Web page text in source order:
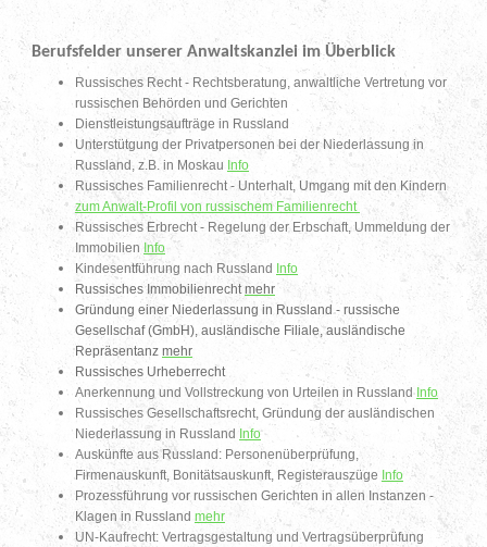
Berufsfelder unserer Anwaltskanzlei im Überblick
Russisches Recht - Rechtsberatung, anwaltliche Vertretung vor
russischen Behörden und Gerichten
Dienstleistungsaufträge in Russland
Unterstütgung der Privatpersonen bei der Niederlassung in
Russland, z.B. in Moskau Info
Russisches Familienrecht - Unterhalt, Umgang mit den Kindern
zum Anwalt-Profil von russischem Familienrecht
Russisches Erbrecht - Regelung der Erbschaft, Ummeldung der
Immobilien Info
Kindesentführung nach Russland Info
Russisches Immobilienrecht mehr
Gründung einer Niederlassung in Russland - russische
Gesellschaf (GmbH), ausländische Filiale, ausländische
Repräsentanz mehr
Russisches Urheberrecht
Anerkennung und Vollstreckung von Urteilen in Russland Info
Russisches Gesellschaftsrecht, Gründung der ausländischen
Niederlassung in Russland Info
Auskünfte aus Russland: Personenüberprüfung,
Firmenauskunft, Bonitätsauskunft, Registerauszüge Info
Prozessführung vor russischen Gerichten in allen Instanzen -
Klagen in Russland mehr
UN-Kaufrecht: Vertragsgestaltung und Vertragsüberprüfung